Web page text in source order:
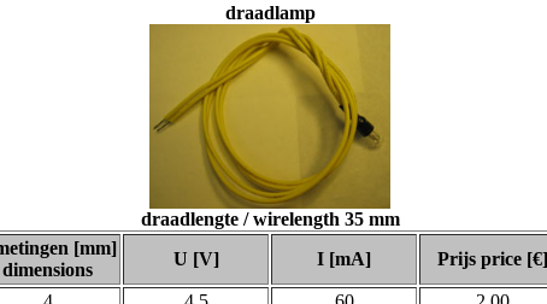
draadlamp
draadlengte / wirelength 35 mm
[mm]
dimensions
U [V] I [mA] Prijs price [€]